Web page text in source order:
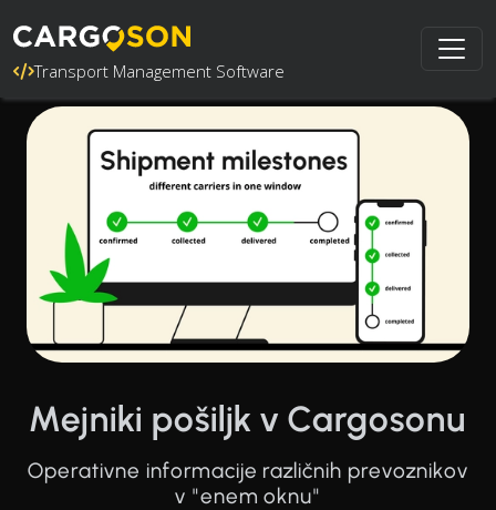
Transport Management Software
Mejniki pošiljk v Cargosonu
Operativne informacije različnih prevoznikov
v "enem oknu"